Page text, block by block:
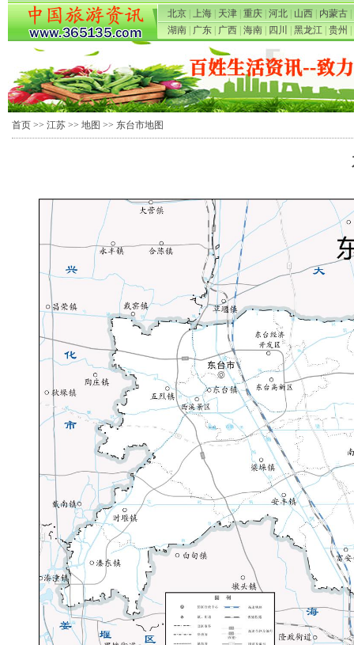
北京 上海 天津 重庆 河北 山西 内蒙古
湖南
广东 广西 海南 四川 黑龙江 贵州
首页 >> 江苏 >> 地图 >> 东台市地图